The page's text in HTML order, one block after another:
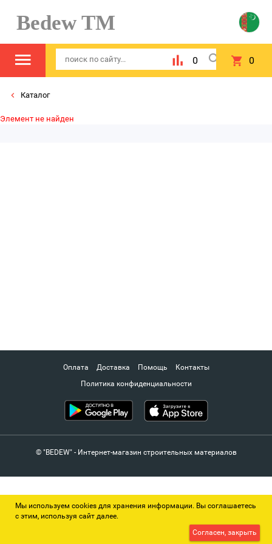
Bedew TM
0 0
Каталог
Элемент не найден
Оплата Доставка Помощь
Контакты
Политика конфиденциальности
© "BEDEW" - Интернет-магазин строительных материалов
Мы используем cookies для хранения информации. Вы соглашаетесь
с этим, используя сайт далее.
Согласен, закрыть